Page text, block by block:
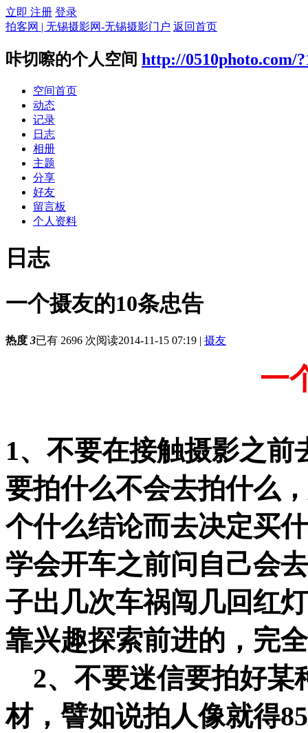
立即 注册 登录
拍客网 | 无锡摄影网-无锡摄影门户 返回首页
咔切嚓的个人空间 http://0510photo.com/
空间首页
动态
记录
日志
相册
主题
分享
好友
留言板
个人资料
日志
一个摄友的10条忠告
热度 3已有 2696 次阅读2014-11-15 07:19 | 摄友
一
1、不要在接触摄影之
要拍什么不会去拍什么
个什么结论而去决定买
学会开车之前问自己会
子出几次车祸闯几回红
靠兴趣探索前进的，完
2、不要迷信要拍好某
材，譬如说拍人像就得